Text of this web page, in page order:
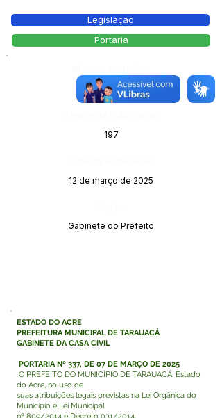
Legislação
Portaria
13979
197
12 de março de 2025
Gabinete do Prefeito
ESTADO DO ACRE
PREFEITURA MUNICIPAL DE TARAUACÁ
GABINETE DA CASA CIVIL
PORTARIA Nº 337, DE 07 DE MARÇO DE 2025
O PREFEITO DO MUNICÍPIO DE TARAUACÁ, Estado
do Acre, no uso de
suas atribuições legais previstas na Lei Orgânica do
Município e Lei Municipal